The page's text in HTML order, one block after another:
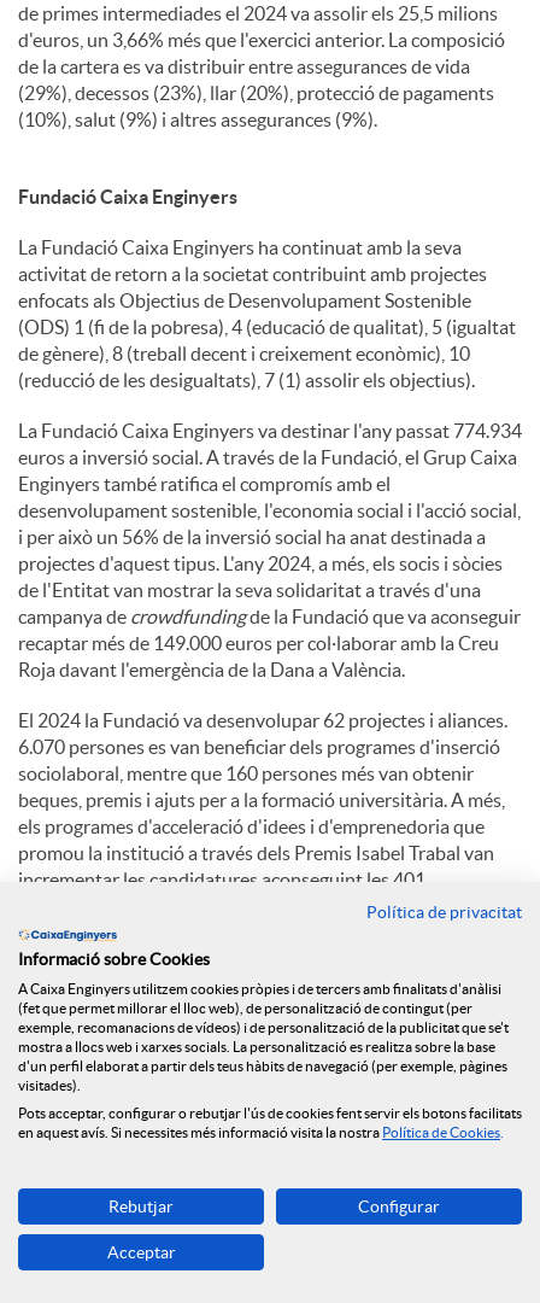
de primes intermediades el 2024 va assolir els 25,5 milions
d'euros, un 3,66% més que l'exercici anterior. La composició
de la cartera es va distribuir entre assegurances de vida
(29%), decessos (23%), llar (20%), protecció de pagaments
(10%), salut (9%) i altres assegurances (9%).
Fundació Caixa Enginyers
La Fundació Caixa Enginyers ha continuat amb la seva
activitat de retorn a la societat contribuint amb projectes
enfocats als Objectius de Desenvolupament Sostenible
(ODS) 1 (fi de la pobresa), 4 (educació de qualitat), 5 (igualtat
de gènere), 8 (treball decent i creixement econòmic), 10
(reducció de les desigualtats), 7 (1) assolir els objectius).
La Fundació Caixa Enginyers va destinar l'any passat 774.934
euros a inversió social. A través de la Fundació, el Grup Caixa
Enginyers també ratifica el compromís amb el
desenvolupament sostenible, l'economia social i l'acció social,
i per això un 56% de la inversió social ha anat destinada a
projectes d'aquest tipus. L'any 2024, a més, els socis i sòcies
de l'Entitat van mostrar la seva solidaritat a través d'una
campanya de crowdfundingde la Fundació que va aconseguir
recaptar més de 149.000 euros per col·laborar amb la Creu
Roja davant l'emergència de la Dana a València.
El 2024 la Fundació va desenvolupar 62 projectes i aliances.
6.070 persones es van beneficiar dels programes d'inserció
sociolaboral, mentre que 160 persones més van obtenir
beques, premis i ajuts per a la formació universitària. A més,
els programes d'acceleració d'idees i d'emprenedoria que
promou la institució a través dels Premis Isabel Trabal van
incrementar les candidatures aconseguint les 401.
Perspectives per al 2025
Per a l'exercici en curs, el Grup Caixa Enginyers preveu un
context macroeconòmic caracteritzat per l'elevada incertesa
geopolítica, que pot provocar fluctuacions als mercats, i
noves retallades de tipus d'interès dels principals bancs
centrals. A nivell sectorial, cal esperar una elevada pressió
relacionada amb les condicions de crèdit i les hipoteques, així
tot cas condicionades als esdeveniments geopolítics.
En aquest context, el Grup Caixa Enginyers assumeix el repte
de créixer en volum de negoci al voltant del 10%, continuar
Política de privacitat
Informació sobre Cookies
A Caixa Enginyers utilitzem cookies pròpies i de tercers amb finalitats d'anàlisi
(fet que permet millorar el lloc web), de personalització de contingut (per
exemple, recomanacions de vídeos) i de personalització de la publicitat que se't
mostra a llocs web i xarxes socials. La personalització es realitza sobre la base
d'un perfil elaborat a partir dels teus hàbits de navegació (per exemple, pàgines
visitades).
Pots acceptar, configurar o rebutjar l'ús de cookies fent servir els botons facilitats
en aquest avís. Si necessites més informació visita la nostra Política de Cookies
Rebutjar Configurar
Acceptar